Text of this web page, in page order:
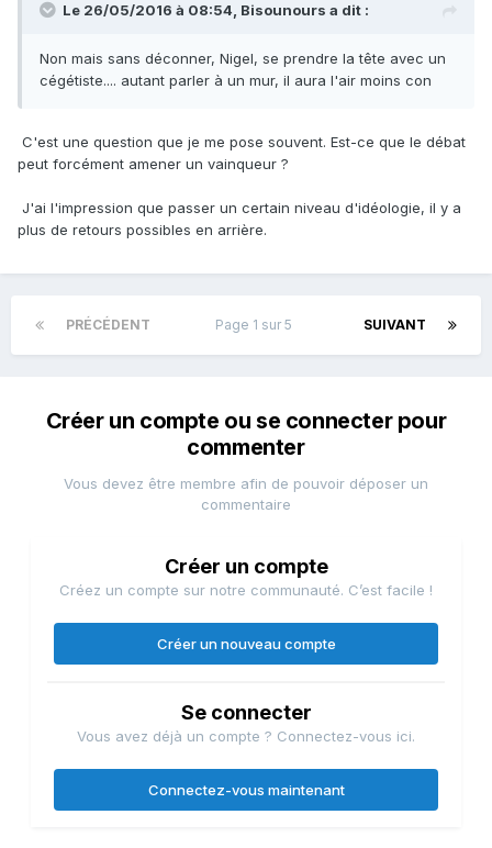
Le 26/05/2016 à 08:54, Bisounours a dit :
Non mais sans déconner, Nigel, se prendre la tête avec un
cégétiste.... autant parler à un mur, il aura l'air moins con
C'est une question que je me pose souvent. Est-ce que le débat
peut forcément amener un vainqueur ?
J'ai l'impression que passer un certain niveau d'idéologie, il y a
plus de retours possibles en arrière.
PRÉCÉDENT SUIVANT
Page 1 sur 5
Créer un compte ou se connecter pour
commenter
Vous devez être membre afin de pouvoir déposer un
commentaire
Créer un compte
Créez un compte sur notre communauté. C’est facile !
Créer un nouveau compte
Se connecter
Vous avez déjà un compte ? Connectez-vous ici.
Connectez-vous maintenant